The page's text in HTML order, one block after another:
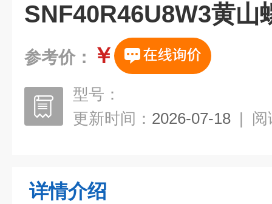
SNF40R46U8W3黄山
参考价： ￥
型号：
更新时间： 2026-07-18 | 阅
详情介绍